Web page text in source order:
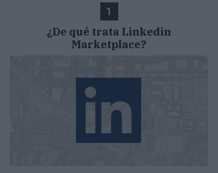
1
¿De qué trata Linkedin
Marketplace?